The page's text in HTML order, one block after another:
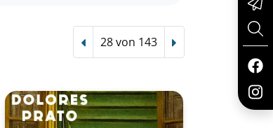
Vorheriger Treffer
28 von 143 Nächster Treffer